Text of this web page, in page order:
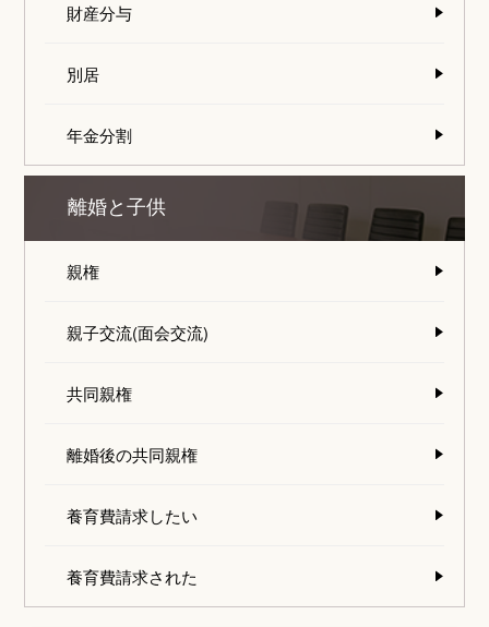
財産分与
別居
年金分割
離婚と子供
親権
親子交流(面会交流)
共同親権
離婚後の共同親権
養育費請求したい
養育費請求された